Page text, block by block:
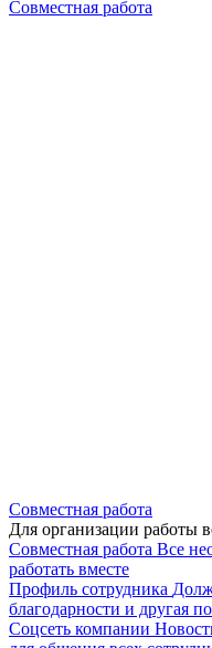
Совместная работа
Совместная работа
Для организации работы
Совместная работа Все
работать вместе
Профиль сотрудника
благодарности и другая
Соцсеть компании